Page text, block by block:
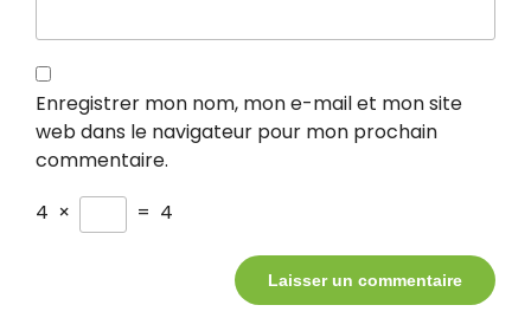
Enregistrer mon nom, mon e-mail et mon site
web dans le navigateur pour mon prochain
commentaire.
4 × = 4